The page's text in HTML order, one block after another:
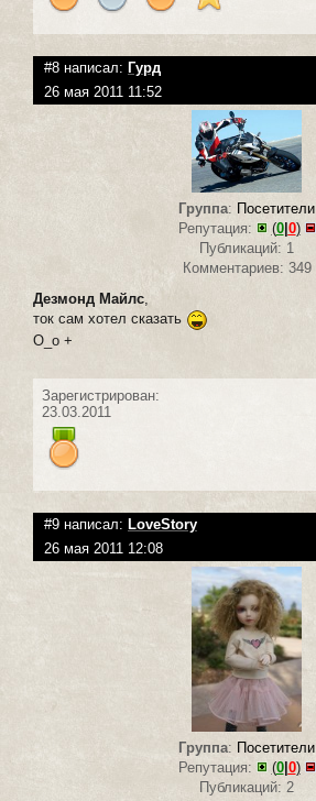
#8 написал: Гурд
26 мая 2011 11:52
Группа: Посетители
Репутация:
(0| 0)
Публикаций: 1
Комментариев: 349
Дезмонд Майлс
ток сам хотел сказать
O_o +
Зарегистрирован:
23.03.2011
#9 написал: LoveStory
26 мая 2011 12:08
Группа: Посетители
Репутация:
(0| 0)
Публикаций: 2